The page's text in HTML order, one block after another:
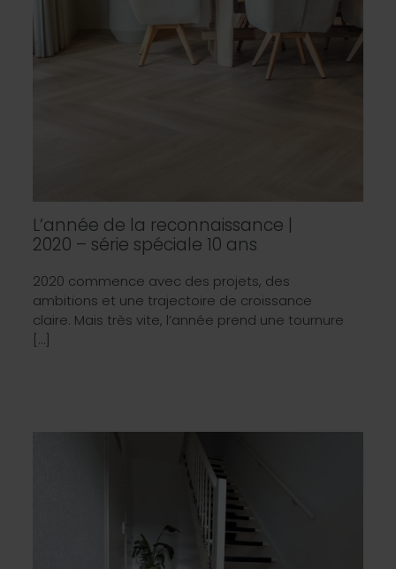
L’année de la reconnaissance |
2020 – série spéciale 10 ans
2020 commence avec des projets, des
ambitions et une trajectoire de croissance
claire. Mais très vite, l’année prend une tournure
[…]